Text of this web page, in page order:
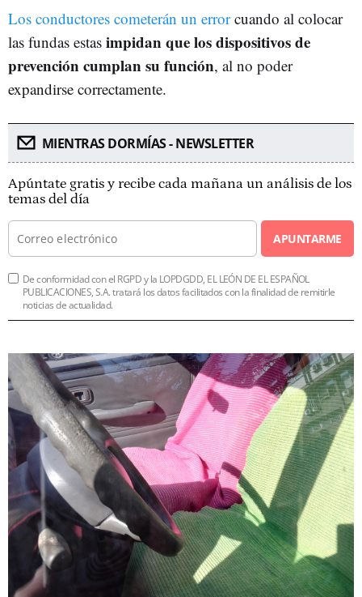
Los conductores cometerán un errorcuando al colocar
las fundas estas impidan que los dispositivos de
prevencióncumplan su función, al no poder
expandirse correctamente.
MIENTRAS DORMÍAS - NEWSLETTER
Apúntate gratis y recibe cada mañana un análisis de los
temas del día
APUNTARME
De conformidad con el RGPD y la LOPDGDD, EL LEÓN DE EL ESPAÑOL
PUBLICACIONES, S.A. tratará los datos facilitados con la finalidad de remitirle
noticias de actualidad.